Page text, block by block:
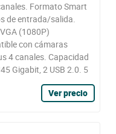
Formato Smart
de entrada/salida.
(1080P)
con cámaras
4 canales. Capacidad
Gigabit, 2 USB 2.0. 5
Ver precio